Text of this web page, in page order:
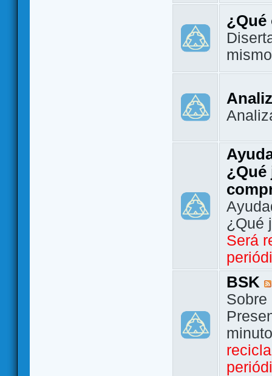
¿Qué
¿Qué
¿Qué
Será
BSK
Sobre